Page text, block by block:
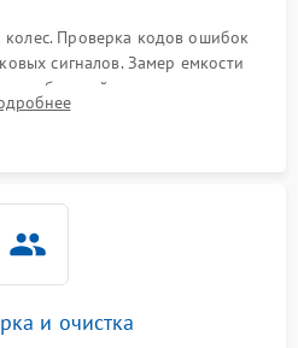
Проверка кодов ошибок
сигналов. Замер емкости
базовой станции зарядки.
и датчиков падения для
и очистка